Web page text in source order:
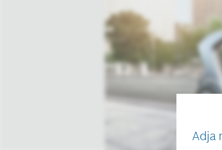
Adja